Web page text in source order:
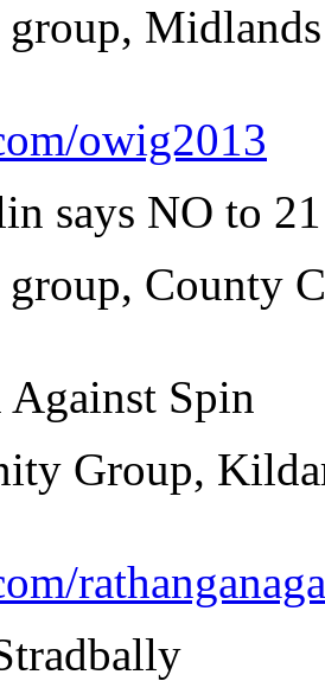
owig2013
says NO to 21
County
Against Spin
Group,